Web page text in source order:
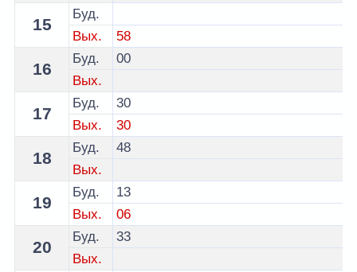
15
Буд.
Вых.
58
16
Буд.
00
Вых.
17
Буд.
30
Вых.
30
18
Буд.
48
Вых.
19
Буд.
13
Вых.
06
20
Буд.
33
Вых.